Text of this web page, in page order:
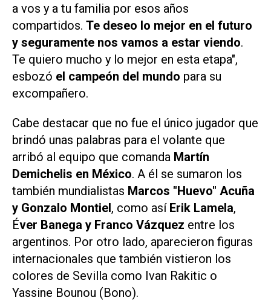
a vos y a tu familia por esos años
compartidos. Te deseo lo mejor en el futuro
y seguramente nos vamos a estar viendo.
Te quiero mucho y lo mejor en esta etapa",
esbozó el campeón del mundo para su
excompañero.
Cabe destacar que no fue el único jugador que
brindó unas palabras para el volante que
arribó al equipo que comanda Martín
Demichelis en México. A él se sumaron los
también mundialistas Marcos "Huevo" Acuña
y Gonzalo Montiel, como así Erik Lamela,
Éver Banega y Franco Vázquez entre los
argentinos. Por otro lado, aparecieron figuras
internacionales que también vistieron los
colores de Sevilla como Ivan Rakitic o
Yassine Bounou (Bono).